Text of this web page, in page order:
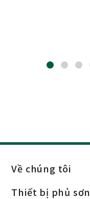
Về chúng tôi
Thiết bị phủ sơn